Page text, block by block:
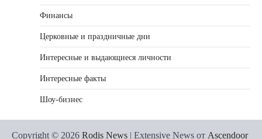
Финансы
Церковные и праздничные дни
Интересные и выдающиеся личности
Интересные факты
Шоу-бизнес
Copyright © 2026 Rodis News | Extensive News от Ascendoor